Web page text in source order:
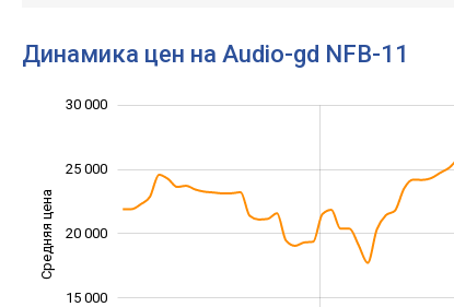
Динамика цен на Audio-gd NFB-11
Средняя цена 10 000
15 000
20 000
25 000
30 000